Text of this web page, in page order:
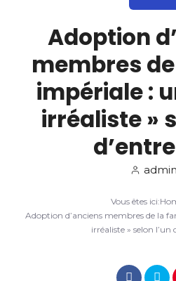
Search
Adoption
membres
impériale :
irréaliste »
admin
Vous êtes ici:
Adoption d’anciens membres de la
irréaliste » selon l’un